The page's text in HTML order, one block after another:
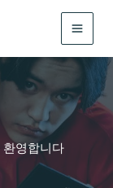
영합니다